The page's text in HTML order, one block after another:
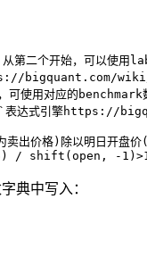
第二个开始，可以使用
bigquant.com/wiki/
使用对应的benchmark
`表达式引擎https://
出价格)除以明日开盘价
典中写入：